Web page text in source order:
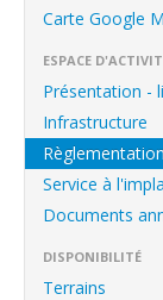
中文
English
Français
Connexion
Carte Google
ESPACE
Présentation -
Infrastructure
Service à
Documents
DISPONIBILITÉ
Terrains